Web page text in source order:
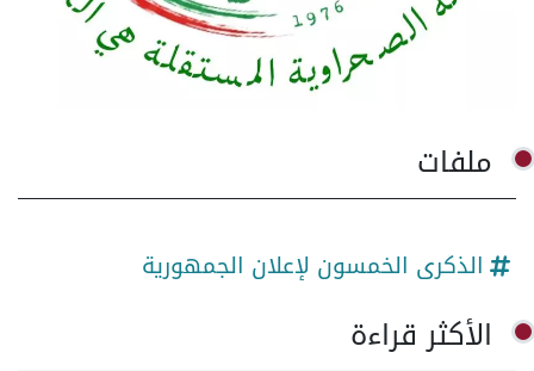
ملفات
الذكرى الخمسون لإعلان الجمهورية
الأكثر قراءة